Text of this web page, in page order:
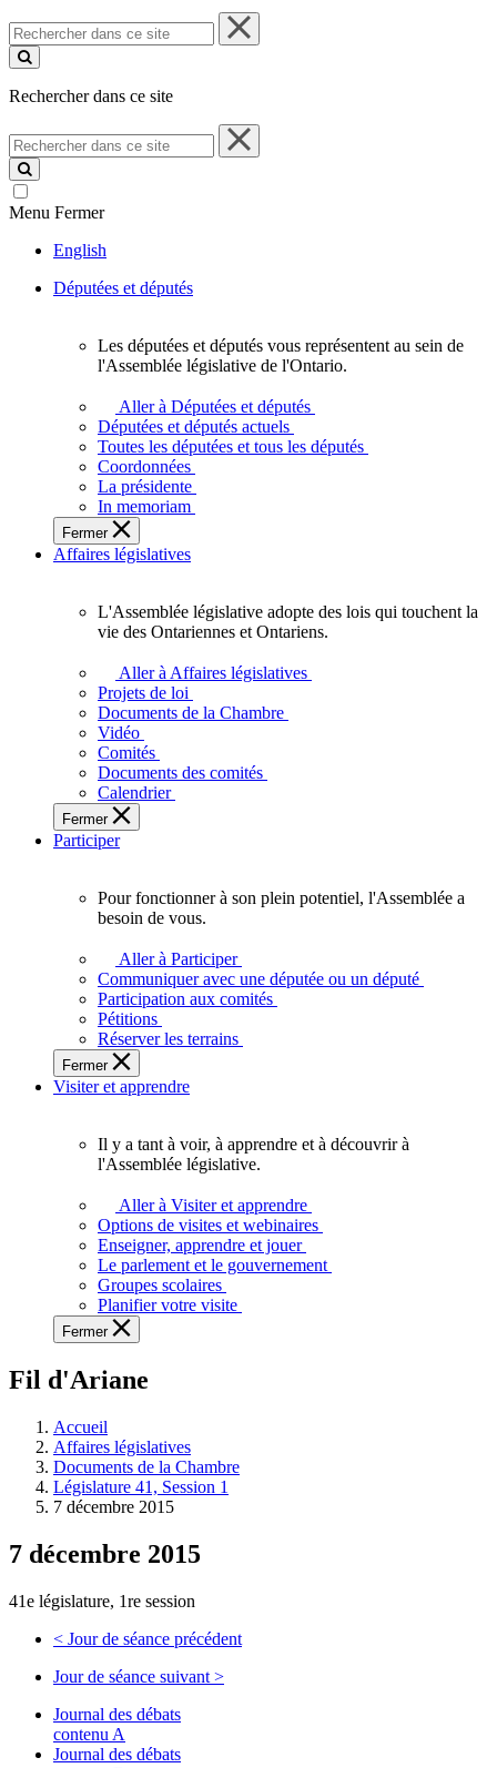
Rechercher
dans
ce
Rechercher dans ce site
Rechercher
dans
ce
site
Menu Fermer
English
Députées et députés
députés
vous
représentent
sein
de
l'Assemblée
législative
l'Ontario.
Les députées et députés vous représentent au sein de
l'Assemblée législative de l'Ontario.
Aller à Députées et députés
Députées et députés actuels
Toutes les députées et tous les députés
Coordonnées
La présidente
In memoriam
Fermer
Affaires législatives
L'Assemblée
adopte
touchent
des
Ontariennes
et
L'Assemblée législative adopte des lois qui touchent la
vie des Ontariennes et Ontariens.
Aller à Affaires législatives
Projets de loi
Documents de la Chambre
Vidéo
Comités
Documents des comités
Calendrier
Fermer
Participer
plein
potentiel,
l'Assemblée
a
besoin
de
Pour fonctionner à son plein potentiel, l'Assemblée a
besoin de vous.
Aller à Participer
Communiquer avec une députée ou un député
Participation aux comités
Pétitions
Réserver les terrains
Fermer
Visiter et apprendre
voir,
apprendre
et
à
à
législative.
Il y a tant à voir, à apprendre et à découvrir à
l'Assemblée législative.
Aller à Visiter et apprendre
Options de visites et webinaires
Enseigner, apprendre et jouer
Le parlement et le gouvernement
Groupes scolaires
Planifier votre visite
Fermer
Fil d'Ariane
Accueil
Affaires législatives
Documents de la Chambre
Législature 41, Session 1
7 décembre 2015
7 décembre 2015
41e législature, 1re session
< Jour de séance précédent
Jour de séance suivant >
Journal des débats
contenu A
Journal des débats